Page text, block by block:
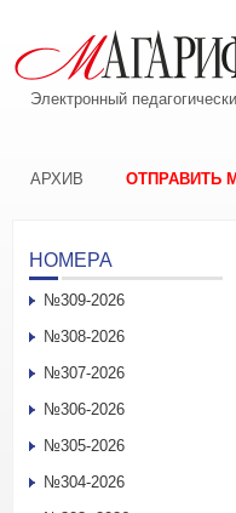
Электронный
АРХИВ ОТПРАВИТЬ
НОМЕРА
№309-2026
№308-2026
№307-2026
№306-2026
№305-2026
№304-2026